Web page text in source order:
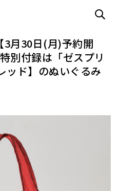
月30日(月)予約開
別付録は「ゼスプリ
ッド】のぬいぐるみ